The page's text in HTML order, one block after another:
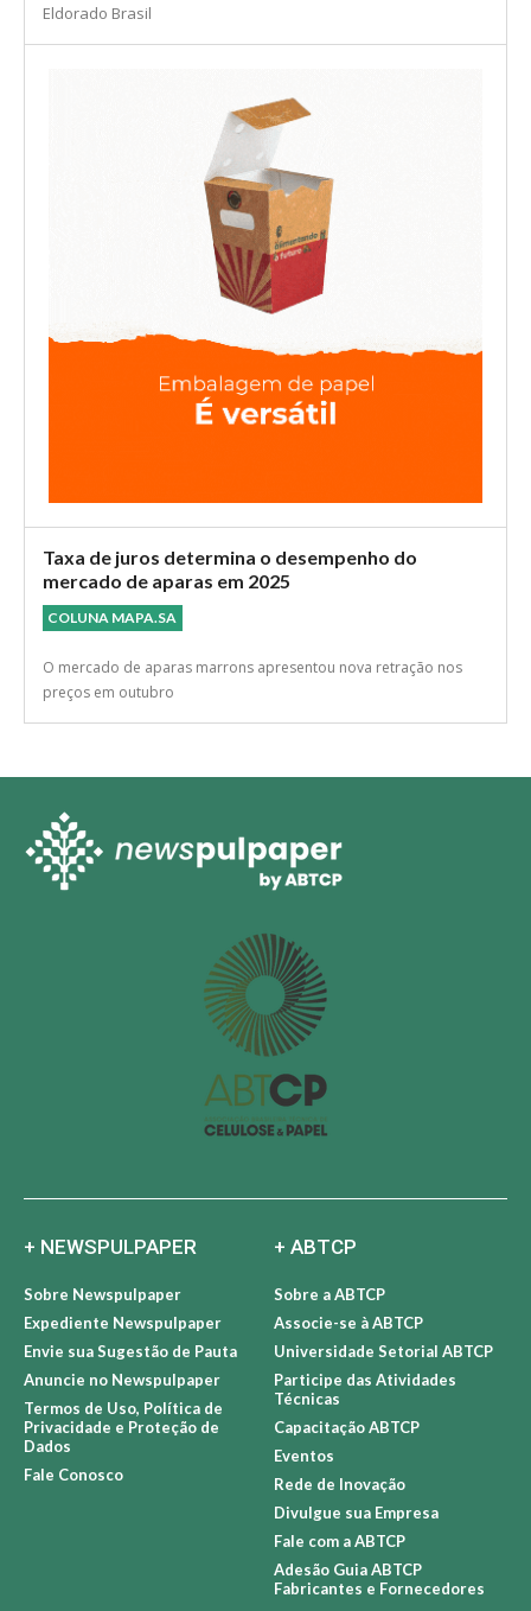
Eldorado Brasil
Taxa de juros determina o desempenho do
mercado de aparas em 2025
COLUNA MAPA.SA
O mercado de aparas marrons apresentou nova retração nos
preços em outubro
+ NEWSPULPAPER
Sobre Newspulpaper
Expediente Newspulpaper
Envie sua Sugestão de Pauta
Anuncie no Newspulpaper
Termos de Uso, Política de
Privacidade e Proteção de
Dados
Fale Conosco
+ ABTCP
Sobre a ABTCP
Associe-se à ABTCP
Universidade Setorial ABTCP
Participe das Atividades
Técnicas
Capacitação ABTCP
Eventos
Rede de Inovação
Divulgue sua Empresa
Fale com a ABTCP
Adesão Guia ABTCP
Fabricantes e Fornecedores